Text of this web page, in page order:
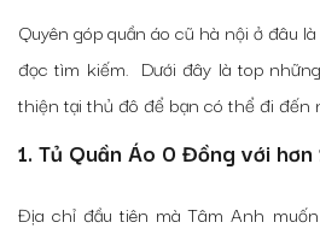
Quyên góp quần áo cũ hà nội ở đâu
đọc tìm kiếm. Dưới đây là top những
thiện tại thủ đô để bạn có thể đi đến
1. Tủ Quần Áo 0 Đồng với hơn
Địa chỉ đầu tiên mà Tâm Anh